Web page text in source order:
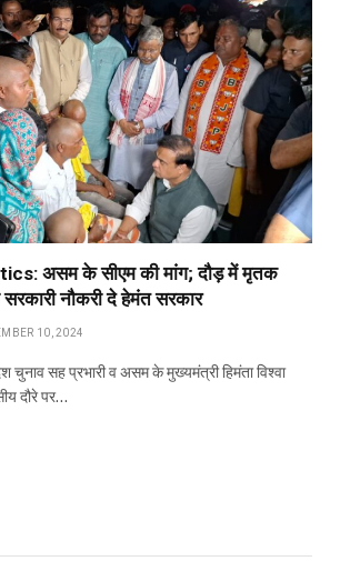
असम के सीएम की मांग; दौड़ में मृतक
नौकरी दे हेमंत सरकार
10, 2024
चुनाव सह प्रभारी व असम के मुख्यमंत्री हिमंता विश्वा
दौरे पर…